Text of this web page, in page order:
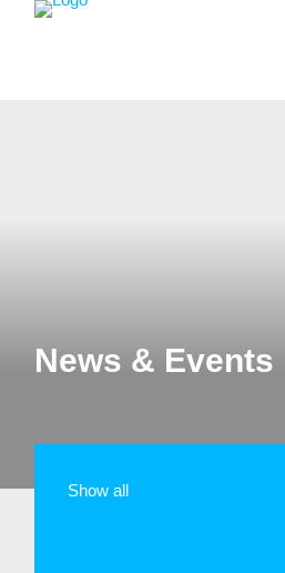
News & Events
Show all